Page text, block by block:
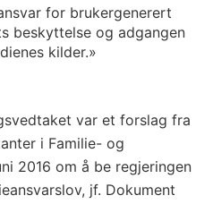
for brukergenerert
beskyttelse og adgangen
kilder.»
var et forslag fra
i Familie- og
2016 om å be regjeringen
jf. Dokument